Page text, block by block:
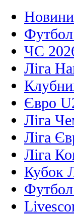
ЧС
Ліга
Євро
Ліга
Ліга
Ліга
Кубок